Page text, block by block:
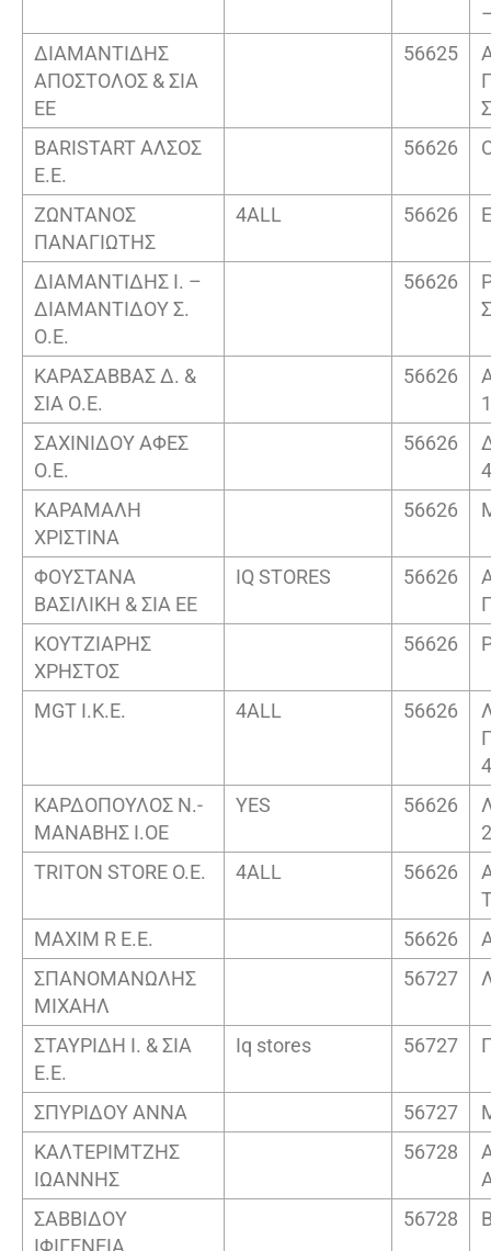
ΔΙΑΜΑΝΤΙΔΗΣ
ΑΠΟΣΤΟΛΟΣ & ΣΙΑ
ΕΕ
56625
BARISTART ΑΛΣΟΣ
Ε.Ε.
56626
ΖΩΝΤΑΝΟΣ
ΠΑΝΑΓΙΩΤΗΣ
4ALL 56626
ΔΙΑΜΑΝΤΙΔΗΣ Ι. –
ΔΙΑΜΑΝΤΙΔΟΥ Σ.
Ο.Ε.
56626
ΚΑΡΑΣΑΒΒΑΣ Δ. &
ΣΙΑ Ο.Ε.
56626
ΣΑΧΙΝΙΔΟΥ ΑΦΕΣ
Ο.Ε.
56626
ΚΑΡΑΜΑΛΗ
ΧΡΙΣΤΙΝΑ
56626
ΦΟΥΣΤΑΝΑ
ΒΑΣΙΛΙΚΗ & ΣΙΑ ΕΕ
IQ STORES 56626
ΚΟΥΤΖΙΑΡΗΣ
ΧΡΗΣΤΟΣ
56626
MGT Ι.Κ.Ε. 4ALL 56626
ΚΑΡΔΟΠΟΥΛΟΣ Ν.-
ΜΑΝΑΒΗΣ Ι.ΟΕ
YES 56626
TRITON STORE O.E.
4ALL 56626
MAXIM R Ε.Ε.
56626
ΣΠΑΝΟΜΑΝΩΛΗΣ
ΜΙΧΑΗΛ
56727
ΣΤΑΥΡΙΔΗ Ι. & ΣΙΑ
Ε.Ε.
Iq stores 56727
ΣΠΥΡΙΔΟΥ ΑΝΝΑ 56727
ΚΑΛΤΕΡΙΜΤΖΗΣ
ΙΩΑΝΝΗΣ
56728
ΣΑΒΒΙΔΟΥ
56728